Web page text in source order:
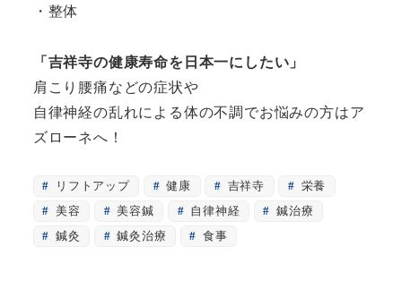
・整体
「吉祥寺の健康寿命を日本一にしたい」
肩こり腰痛などの症状や
自律神経の乱れによる体の不調でお悩みの方はア
ズローネへ！
リフトアップ 健康 吉祥寺
栄養
美容
美容鍼 自律神経
鍼治療
鍼灸
鍼灸治療 食事